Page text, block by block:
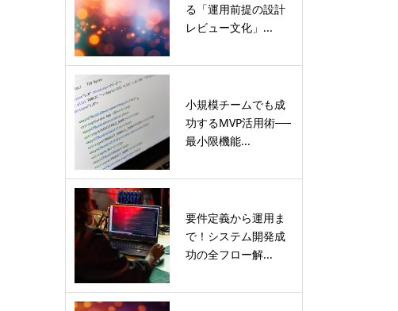
る「運用前提の設計
レビュー文化」...
小規模チームでも成
功するMVP活用術──
最小限機能...
要件定義から運用ま
で！システム開発成
功の全フロー解...